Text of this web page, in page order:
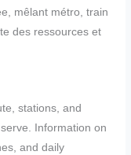
mêlant métro, train
des ressources et
stations, and
Information on
and daily